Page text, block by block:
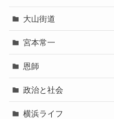
大山街道
宮本常一
恩師
政治と社会
横浜ライフ